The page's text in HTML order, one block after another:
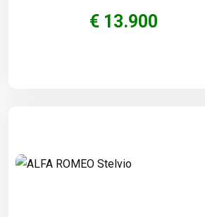
€ 13.900